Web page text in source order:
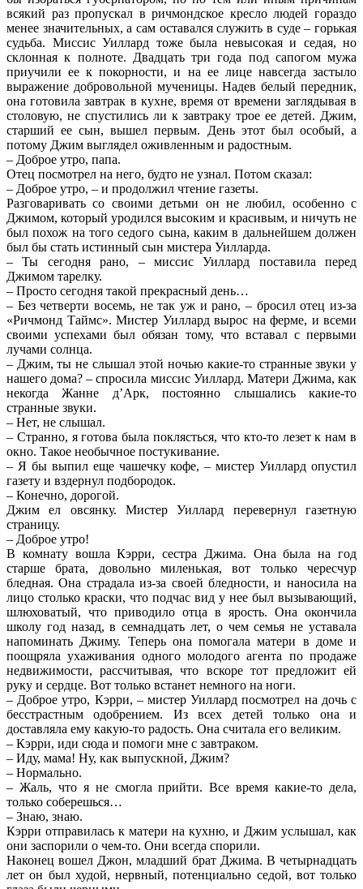
всякий раз пропускал в ричмондское кресло людей гораздо
менее значительных, а сам оставался служить в суде – горькая
судьба. Миссис Уиллард тоже была невысокая и седая, но
склонная к полноте. Двадцать три года под сапогом мужа
приучили ее к покорности, и на ее лице навсегда застыло
выражение добровольной мученицы. Надев белый передник,
она готовила завтрак в кухне, время от времени заглядывая в
столовую, не спустились ли к завтраку трое ее детей. Джим,
старший ее сын, вышел первым. День этот был особый, а
потому Джим выглядел оживленным и радостным.
– Доброе утро, папа.
Отец посмотрел на него, будто не узнал. Потом сказал:
– Доброе утро, – и продолжил чтение газеты.
Разговаривать со своими детьми он не любил, особенно с
Джимом, который уродился высоким и красивым, и ничуть не
был похож на того седого сына, каким в дальнейшем должен
был бы стать истинный сын мистера Уилларда.
– Ты сегодня рано, – миссис Уиллард поставила перед
Джимом тарелку.
– Просто сегодня такой прекрасный день…
– Без четверти восемь, не так уж и рано, – бросил отец из-за
«Ричмонд Таймс». Мистер Уиллард вырос на ферме, и всеми
своими успехами был обязан тому, что вставал с первыми
лучами солнца.
– Джим, ты не слышал этой ночью какие-то странные звуки у
нашего дома? – спросила миссис Уиллард. Матери Джима, как
некогда Жанне д’Арк, постоянно слышались какие-то
странные звуки.
– Нет, не слышал.
– Странно, я готова была поклясться, что кто-то лезет к нам в
окно. Такое необычное постукивание.
– Я бы выпил еще чашечку кофе, – мистер Уиллард опустил
газету и вздернул подбородок.
– Конечно, дорогой.
Джим ел овсянку. Мистер Уиллард перевернул газетную
страницу.
– Доброе утро!
В комнату вошла Кэрри, сестра Джима. Она была на год
старше брата, довольно миленькая, вот только чересчур
бледная. Она страдала из-за своей бледности, и наносила на
лицо столько краски, что подчас вид у нее был вызывающий,
шлюховатый, что приводило отца в ярость. Она окончила
школу год назад, в семнадцать лет, о чем семья не уставала
напоминать Джиму. Теперь она помогала матери в доме и
поощряла ухаживания одного молодого агента по продаже
недвижимости, рассчитывая, что вскоре тот предложит ей
руку и сердце. Вот только встанет немного на ноги.
– Доброе утро, Кэрри, – мистер Уиллард посмотрел на дочь с
бесстрастным одобрением. Из всех детей только она и
доставляла ему какую-то радость. Она считала его великим.
– Кэрри, иди сюда и помоги мне с завтраком.
– Иду, мама! Ну, как выпускной, Джим?
– Нормально.
– Жаль, что я не смогла прийти. Все время какие-то дела,
только соберешься…
– Знаю, знаю.
Кэрри отправилась к матери на кухню, и Джим услышал, как
они заспорили о чем-то. Они всегда спорили.
Наконец вошел Джон, младший брат Джима. В четырнадцать
лет он был худой, нервный, потенциально седой, вот только